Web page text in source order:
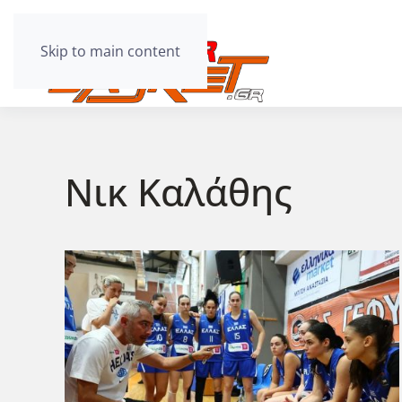
Skip to main content
Νικ Καλάθης